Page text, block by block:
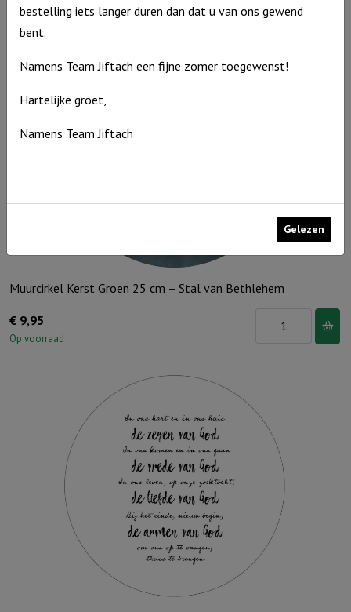
Op voorraad
Kerst
cm
ons
geboren
aantal
Muurcirkel Kerst Groen 25 cm – Stal van Bethlehem
€ 9,95
Op voorraad
Stal
aantal
bestelling iets langer duren dan dat u van ons gewend
bent.
Namens Team Jiftach een fijne zomer toegewenst!
Hartelijke groet,
Namens Team Jiftach
Gelezen